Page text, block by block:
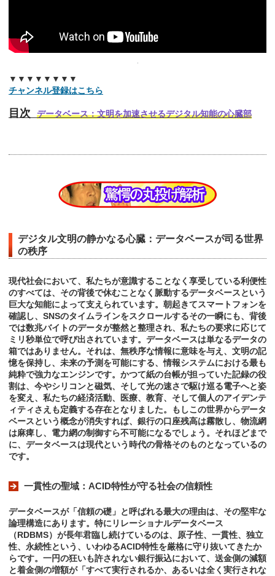
▼▼▼▼▼▼▼▼
チャンネル登録はこちら
目次 データベース：文明を加速させるデジタル知能の心臓部
デジタル文明の静かなる心臓：データベースが司る世界
の秩序
現代社会において、私たちが意識することなく享受している利便性
のすべては、その背後で休むことなく脈動するデータベースという
巨大な知能によって支えられています。朝起きてスマートフォンを
確認し、SNSのタイムラインをスクロールするその一瞬にも、背後
では数兆バイトのデータが整然と整理され、私たちの要求に応じて
ミリ秒単位で呼び出されています。データベースは単なるデータの
箱ではありません。それは、無秩序な情報に意味を与え、文明の記
憶を保持し、未来の予測を可能にする、情報システムにおける最も
純粋で強力なエンジンです。かつて紙の台帳が担っていた記録の役
割は、今やシリコンと磁気、そして光の速さで駆け巡る電子へと姿
を変え、私たちの経済活動、医療、教育、そして個人のアイデンテ
ィティさえも定義する存在となりました。もしこの世界からデータ
ベースという概念が消失すれば、銀行の口座残高は霧散し、物流網
は麻痺し、電力網の制御すら不可能になるでしょう。それほどまで
に、データベースは現代という時代の骨格そのものとなっているの
です。
一貫性の聖域：ACID特性が守る社会の信頼性
データベースが「信頼の礎」と呼ばれる最大の理由は、その堅牢な
論理構造にあります。特にリレーショナルデータベース
（RDBMS）が長年君臨し続けているのは、原子性、一貫性、独立
性、永続性という、いわゆるACID特性を厳格に守り抜いてきたか
らです。一円の狂いも許されない銀行振込において、送金側の減額
と着金側の増額が「すべて実行されるか、あるいは全く実行されな